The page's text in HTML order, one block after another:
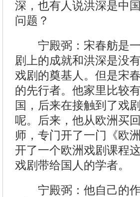
深，也有人说洪深是中
问题？
宁殿弼：宋春舫是一
剧上的成就和洪深是没
戏剧的奠基人。但是宋
的先行者。他家里比较
国，后来在接触到了戏
呢。后来，他从欧洲买
师，专门开了一门《欧
开了一个欧洲戏剧课程
戏剧带给国人的学者。
宁殿弼：他自己的作